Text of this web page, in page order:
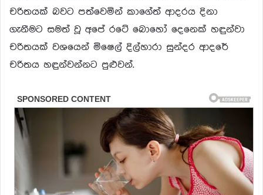
චරිතයක් බවට පත්වෙමින් කාගේත් ආදරය දිනා
ගැනීමට සමත් වූ අපේ රටේ බොහෝ දෙනෙක් හඳුන්වා
චරිතයක් වශයෙන් මිෂෙල් දිල්හාරා සුන්දර ආදරේ
චරිතය හඳුන්වන්නට පුළුවන්.